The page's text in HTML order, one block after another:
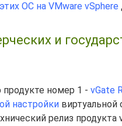
ОС на VMware vSphere
и
номер 1 - vGate
настройки
релиз